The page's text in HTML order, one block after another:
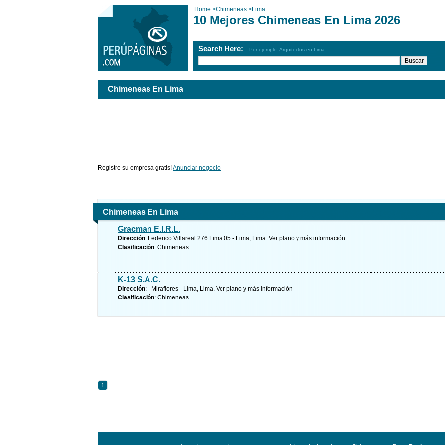
Home >Chimeneas >Lima
10 Mejores Chimeneas En Lima 2026
Search Here: Por ejemplo: Arquitectos en Lima
Chimeneas En Lima
Registre su empresa gratis!Anunciar negocio
Chimeneas En Lima
Gracman E.I.R.L.
Dirección: Federico Villareal 276 Lima 05 - Lima, Lima. Ver plano y más información
Clasificación: Chimeneas
K-13 S.A.C.
Dirección: - Miraflores - Lima, Lima. Ver plano y más información
Clasificación: Chimeneas
1